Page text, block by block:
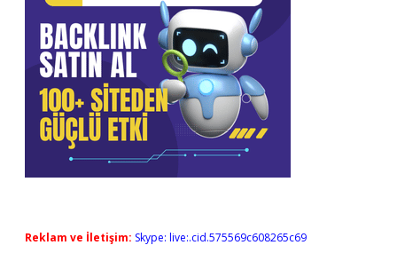
Reklam ve İletişim: Skype: live:.cid.575569c608265c69